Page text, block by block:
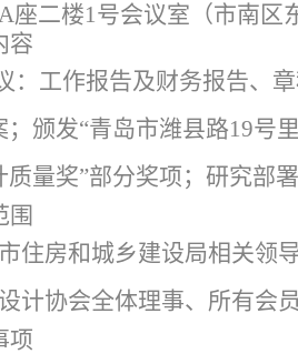
座二楼1号会议室（市南区
容
：工作报告及财务报告、
颁发“青岛市潍县路19号
质量奖”部分奖项；研究部
围
住房和城乡建设局相关领
计协会全体理事、所有会
项